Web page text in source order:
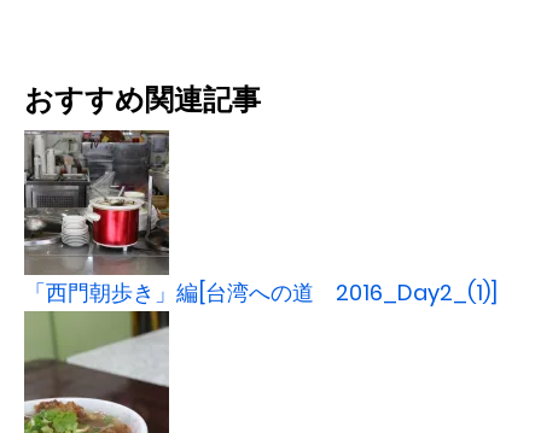
おすすめ関連記事
「西門朝歩き」編[台湾への道 2016_Day2_(1)]